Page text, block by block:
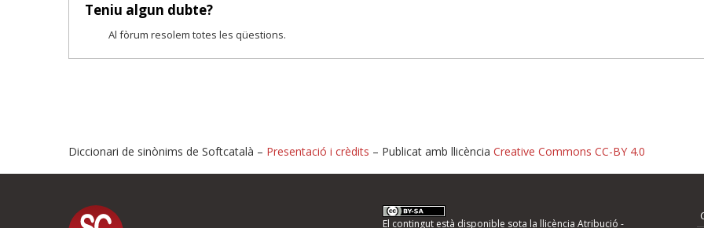
Teniu algun dubte?
Al fòrum resolem totes les qüestions.
Proposeu-nos millores o informeu d'errors
Diccionari de sinònims de Softcatalà – Presentació i crèdits – Publicat amb llicència Creative Commons CC-BY 4.0
El contingut està disponible sota la llicència Atribució -